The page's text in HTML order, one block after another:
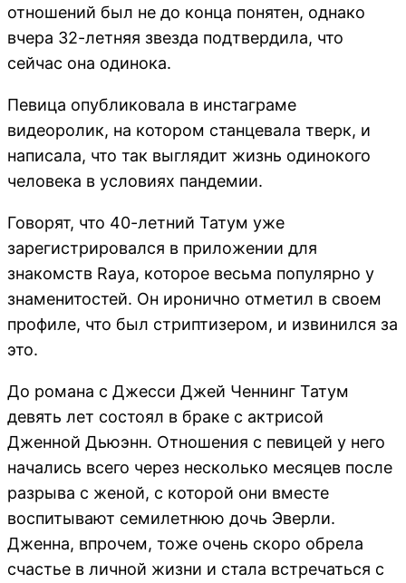
отношений был не до конца понятен, однако
вчера 32-летняя звезда подтвердила, что
сейчас она одинока.
Певица опубликовала в инстаграме
видеоролик, на котором станцевала тверк, и
написала, что так выглядит жизнь одинокого
человека в условиях пандемии.
Говорят, что 40-летний Татум уже
зарегистрировался в приложении для
знакомств Raya, которое весьма популярно у
знаменитостей. Он иронично отметил в своем
профиле, что был стриптизером, и извинился за
это.
До романа с Джесси Джей Ченнинг Татум
девять лет состоял в браке с актрисой
Дженной Дьюэнн. Отношения с певицей у него
начались всего через несколько месяцев после
разрыва с женой, с которой они вместе
воспитывают семилетнюю дочь Эверли.
Дженна, впрочем, тоже очень скоро обрела
счастье в личной жизни и стала встречаться с